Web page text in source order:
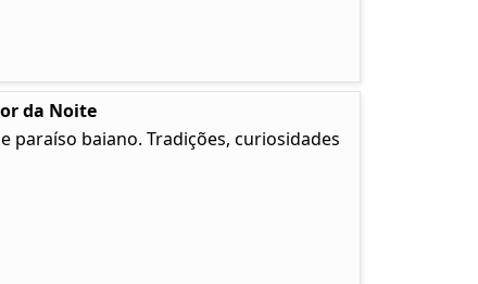
da Noite
paraíso baiano. Tradições, curiosidades